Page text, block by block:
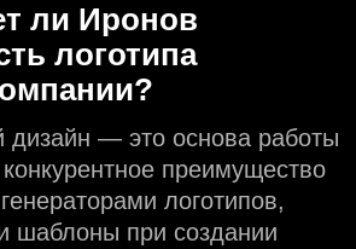
ли Иронов
логотипа
дизайн — это основа работы
преимущество
логотипов,
шаблоны при создании